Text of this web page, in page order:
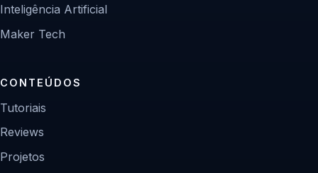
Inteligência Artificial
Maker Tech
CONTEÚDOS
Tutoriais
Reviews
Projetos